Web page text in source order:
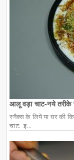
आलू वड़ा चाट-नये
स्नैक्स के लिये या घर की
चाट. इ...